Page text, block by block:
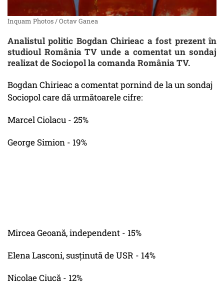
Inquam Photos / Octav Ganea
Analistul politic Bogdan Chirieac a fost prezent în
studioul România TV unde a comentat un sondaj
realizat de Sociopol la comanda România TV.
Bogdan Chirieac a comentat pornind de la un sondaj
Sociopol care dă următoarele cifre:
Marcel Ciolacu - 25%
George Simion - 19%
Mircea Geoană, independent - 15%
Elena Lasconi, susținută de USR - 14%
Nicolae Ciucă - 12%